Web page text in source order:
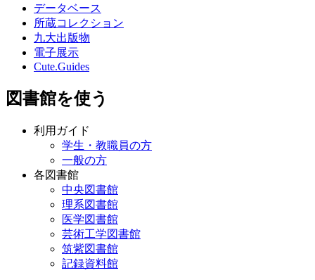
データベース
所蔵コレクション
九大出版物
電子展示
Cute.Guides
図書館を使う
利用ガイド
学生・教職員の方
一般の方
各図書館
中央図書館
理系図書館
医学図書館
芸術工学図書館
筑紫図書館
記録資料館